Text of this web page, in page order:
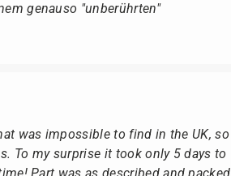
genauso "unberührten"
was impossible to find in the UK, so
To my surprise it took only 5 days to